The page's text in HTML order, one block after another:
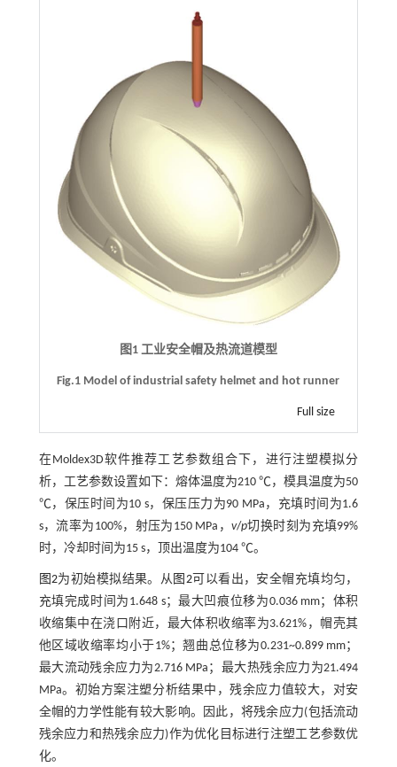
图1 工业安全帽及热流道模型
Fig.1 Model of industrial safety helmet and hot runner
Full size
在Moldex3D软件推荐工艺参数组合下，进行注塑模拟分
析，工艺参数设置如下：熔体温度为210 ℃，模具温度为50
℃，保压时间为10 s，保压压力为90 MPa，充填时间为1.6
s，流率为100%，射压为150 MPa，v/p切换时刻为充填99%
时，冷却时间为15 s，顶出温度为104 ℃。
图2为初始模拟结果。从图2可以看出，安全帽充填均匀，
充填完成时间为1.648 s；最大凹痕位移为0.036 mm；体积
收缩集中在浇口附近，最大体积收缩率为3.621%，帽壳其
他区域收缩率均小于1%；翘曲总位移为0.231~0.899 mm；
最大流动残余应力为2.716 MPa；最大热残余应力为21.494
MPa。初始方案注塑分析结果中，残余应力值较大，对安
全帽的力学性能有较大影响。因此，将残余应力(包括流动
残余应力和热残余应力)作为优化目标进行注塑工艺参数优
化。